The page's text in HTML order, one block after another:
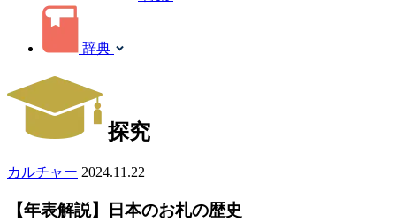
辞典
探究
カルチャー 2024.11.22
【年表解説】日本のお札の歴史